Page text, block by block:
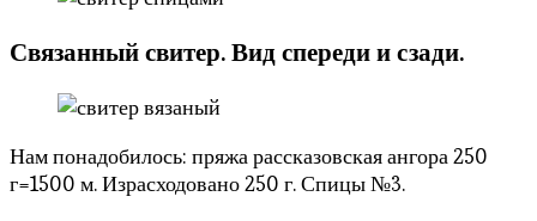
Связанный свитер. Вид спереди и сзади.
Нам понадобилось: пряжа рассказовская ангора 250
г=1500 м. Израсходовано 250 г. Спицы №3.